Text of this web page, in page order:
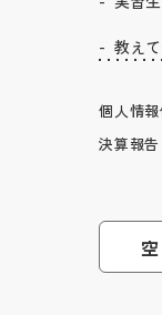
教え
個人情
決算報告